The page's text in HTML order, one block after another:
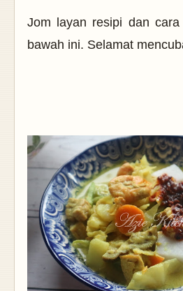
Jom layan resipi dan cara
bawah ini. Selamat